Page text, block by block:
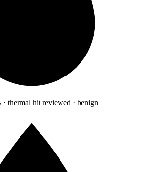
thermal hit reviewed · benign